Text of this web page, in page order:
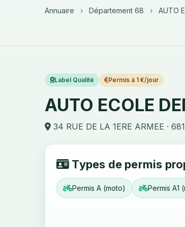
Annuaire › Département 68 › AUTO
Label Qualité Permis à 1 €/jour
AUTO ECOLE
34 RUE DE LA 1ERE ARMEE ·
Types de permis
Permis A (moto) Permis A1